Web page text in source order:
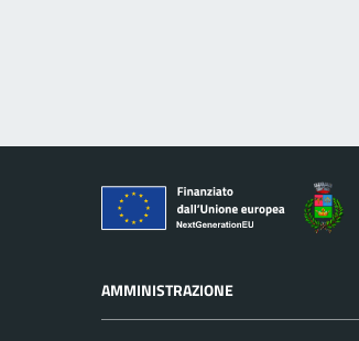
AMMINISTRAZIONE